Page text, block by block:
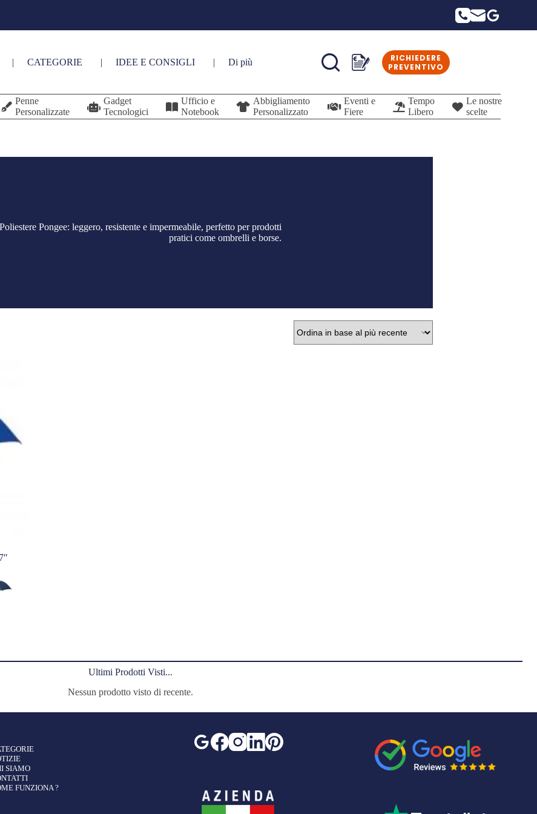
CATEGORIE IDEE E CONSIGLI Di più Carrello
RICHIEDERE
PREVENTIVO
Penne
Personalizzate
Gadget
Tecnologici
Ufficio e
Notebook
Abbigliamento
Personalizzato
Eventi e
Fiere
Tempo
Libero
Le nostre
scelte
Pongee: leggero, resistente e impermeabile, perfetto per prodotti
pratici come ombrelli e borse.
Ultimi Prodotti Visti...
Nessun prodotto visto di recente.
SIAMO
FUNZIONA ?